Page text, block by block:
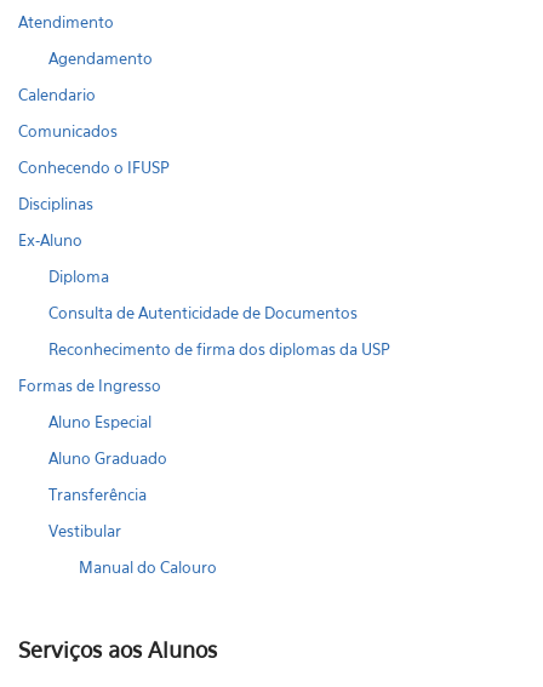
Atendimento
Agendamento
Calendario
Comunicados
Conhecendo o IFUSP
Disciplinas
Ex-Aluno
Diploma
Consulta de Autenticidade de Documentos
Reconhecimento de firma dos diplomas da USP
Formas de Ingresso
Aluno Especial
Aluno Graduado
Transferência
Vestibular
Manual do Calouro
Serviços aos Alunos